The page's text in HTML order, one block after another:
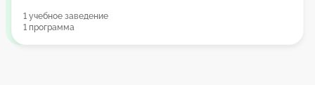
1 учебное заведение
1 программа